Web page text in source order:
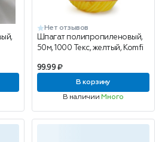
Нет отзывов
Шпагат полипропиленовый,
50м, 1000 Текс, желтый, Komfi
99.99 ₽
В корзину
В наличии Много